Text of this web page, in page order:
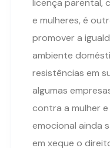
licença parental,
e mulheres, é
promover a
ambiente
resistências em
algumas
contra a mulher
emocional ainda
em xeque o